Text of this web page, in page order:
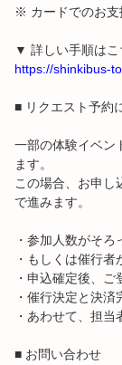
※ カードでのお支
▼ 詳しい手順はこ
https://shinkibus-
■ リクエスト予約
一部の体験イベン
ます。
この場合、お申し
で進みます。
・参加人数がそ
・もしくは催行
・申込確定後、
・催行決定と決
・あわせて、担
■ お問い合わせ